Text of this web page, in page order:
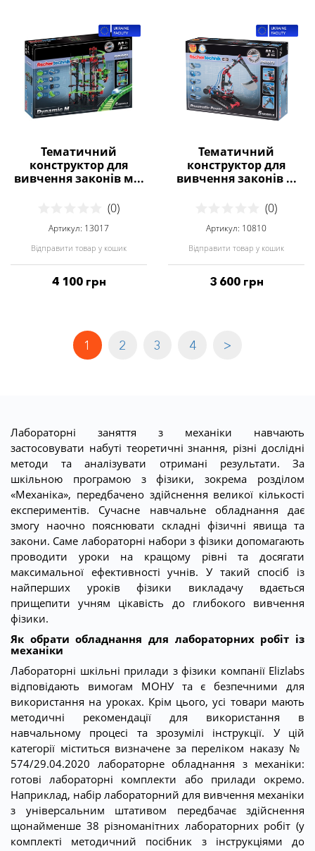
Тематичний
конструктор для
вивчення законів м...
(0)
Артикул: 13017
Відправити товар у кошик
4 100 грн
Тематичний
конструктор для
вивчення законів ...
(0)
Артикул: 10810
Відправити товар у кошик
3 600 грн
1 2 3 4 >
Лабораторні заняття з механіки навчають
застосовувати набуті теоретичні знання, різні дослідні
методи та аналізувати отримані результати. За
шкільною програмою з фізики, зокрема розділом
«Механіка», передбачено здійснення великої кількості
експериментів. Сучасне навчальне обладнання дає
змогу наочно пояснювати складні фізичні явища та
закони. Саме лабораторні набори з фізики допомагають
проводити уроки на кращому рівні та досягати
максимальної ефективності учнів. У такий спосіб із
найперших уроків фізики викладачу вдається
прищепити учням цікавість до глибокого вивчення
фізики.
Як обрати обладнання для лабораторних робіт із
механіки
Лабораторні шкільні прилади з фізики компанії Elizlabs
відповідають вимогам МОНУ та є безпечними для
використання на уроках. Крім цього, усі товари мають
методичні рекомендації для використання в
навчальному процесі та зрозумілі інструкції. У цій
категорії міститься визначене за переліком наказу №
574/29.04.2020 лабораторне обладнання з механіки:
готові лабораторні комплекти або прилади окремо.
Наприклад, набір лабораторний для вивчення механіки
з універсальним штативом передбачає здійснення
щонайменше 38 різноманітних лабораторних робіт (у
комплекті методичний посібник з інструкціями до